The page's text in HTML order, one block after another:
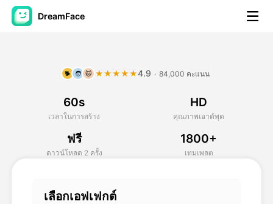
DreamFace
วิดีโออวัตาร์
วิดีโอ AI
รูปถ่าย
🐕 🧑 🐱 ★★★★★4.9 · 84,000 คะแนน
60s
เวลาในการสร้าง
HD
คุณภาพเอาต์พุต
ฟรี
ดาวน์โหลด 2 ครั้ง
1800+
เทมเพลต
เลือกเอฟเฟกต์